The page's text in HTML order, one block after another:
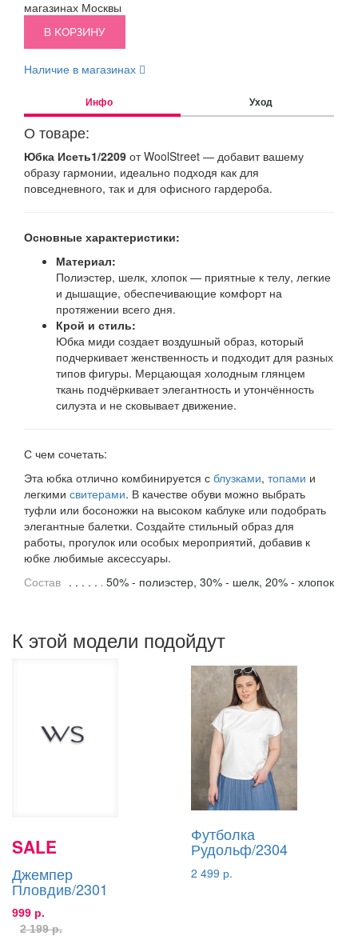
магазинах Москвы
В КОРЗИНУ
Наличие в магазинах
Инфо Уход
О товаре:
Юбка Исеть1/2209 от WoolStreet — добавит вашему
образу гармонии, идеально подходя как для
повседневного, так и для офисного гардероба.
Основные характеристики:
Материал:
Полиэстер, шелк, хлопок — приятные к телу, легкие
и дышащие, обеспечивающие комфорт на
протяжении всего дня.
Крой и стиль:
Юбка миди создает воздушный образ, который
подчеркивает женственность и подходит для разных
типов фигуры. Мерцающая холодным глянцем
ткань подчёркивает элегантность и утончённость
силуэта и не сковывает движение.
С чем сочетать:
Эта юбка отлично комбинируется с блузками, топами и
легкими свитерами. В качестве обуви можно выбрать
туфли или босоножки на высоком каблуке или подобрать
элегантные балетки. Создайте стильный образ для
работы, прогулок или особых мероприятий, добавив к
юбке любимые аксессуары.
Состав
50% - полиэстер, 30% - шелк, 20% - хлопок
К этой модели подойдут
SALE
Джемпер
Пловдив/2301
999 р.
2 199 р.
Футболка
Рудольф/2304
2 499 р.